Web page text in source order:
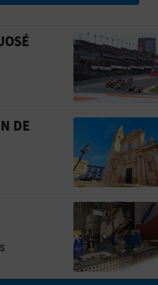
de San José
Ir a la
de la Virgen de la
DE Ir a la
TURISMEIr a la